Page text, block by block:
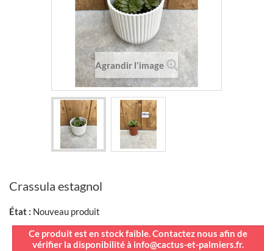
Agrandir l'image
Crassula estagnol
État : Nouveau produit
Ce produit est en stock faible. Contactez nous afin de
vérifier la disponibilité à info@cactus-et-palmiers.fr.